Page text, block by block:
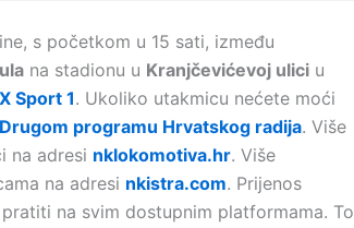
s početkom u 15 sati, između
na stadionu u Kranjčevićevoj ulici u
Sport 1. Ukoliko utakmicu nećete moći
Drugom programu Hrvatskog radija. Više
na adresi nklokomotiva.hr. Više
na adresi nkistra.com. Prijenos
na svim dostupnim platformama. To